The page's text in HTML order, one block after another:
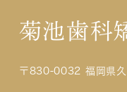
菊池歯科
〒830-0032 福岡県